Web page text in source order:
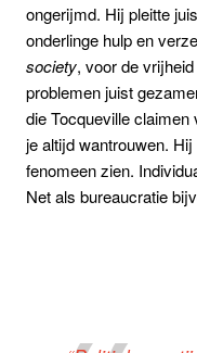
ongerijmd. Hij pleitte
onderlinge hulp en
society, voor de
problemen juist
die Tocqueville
je altijd wantrouwen.
fenomeen zien.
Net als bureaucratie